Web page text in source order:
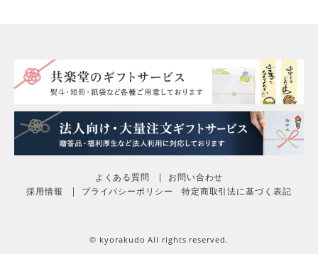
よくある質問
お問い合わせ
採用情報
プライバシーポリシー 特定商取引法に基づく表記
© kyorakudo All rights reserved.